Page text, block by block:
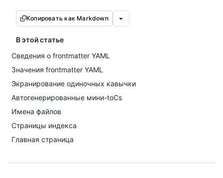
Копировать как Markdown
В этой статье
Сведения о frontmatter YAML
Значения frontmatter YAML
Экранирование одиночных кавычки
Автогенерированные мини-toCs
Имена файлов
Страницы индекса
Главная страница